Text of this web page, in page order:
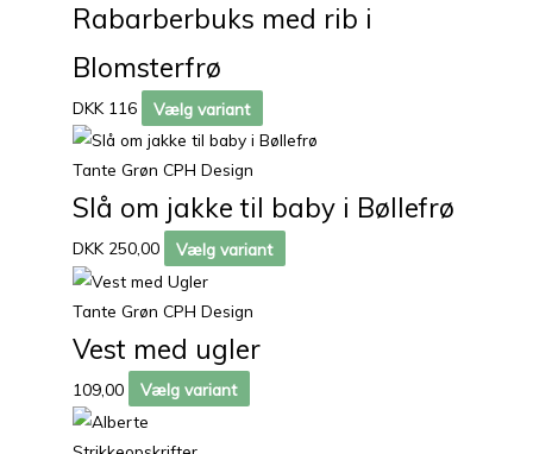
Rabarberbuks med rib i
Blomsterfrø
DKK 116 Vælg variant
Tante Grøn CPH Design
Slå om jakke til baby i Bøllefrø
DKK 250,00 Vælg variant
Tante Grøn CPH Design
Vest med ugler
109,00 Vælg variant